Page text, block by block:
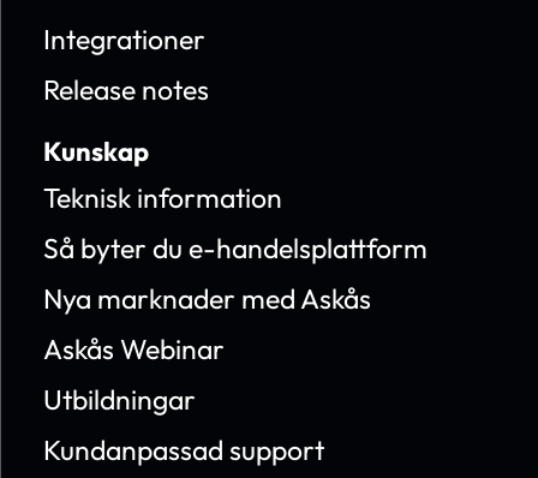
Integrationer
Release notes
Kunskap
Teknisk information
Så byter du e-handelsplattform
Nya marknader med Askås
Askås Webinar
Utbildningar
Kundanpassad support